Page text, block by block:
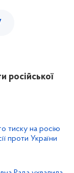
російської
тиску на росію
проти України